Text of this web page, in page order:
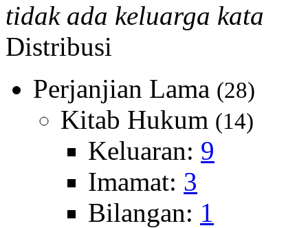
tidak ada keluarga kata
Distribusi
Perjanjian Lama (28)
Kitab Hukum (14)
Keluaran: 9
Imamat: 3
Bilangan: 1